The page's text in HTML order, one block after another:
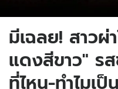
มีเฉลย! สาวผ่
แดงสีขาว" ร
ที่ไหน-ทำไมเ